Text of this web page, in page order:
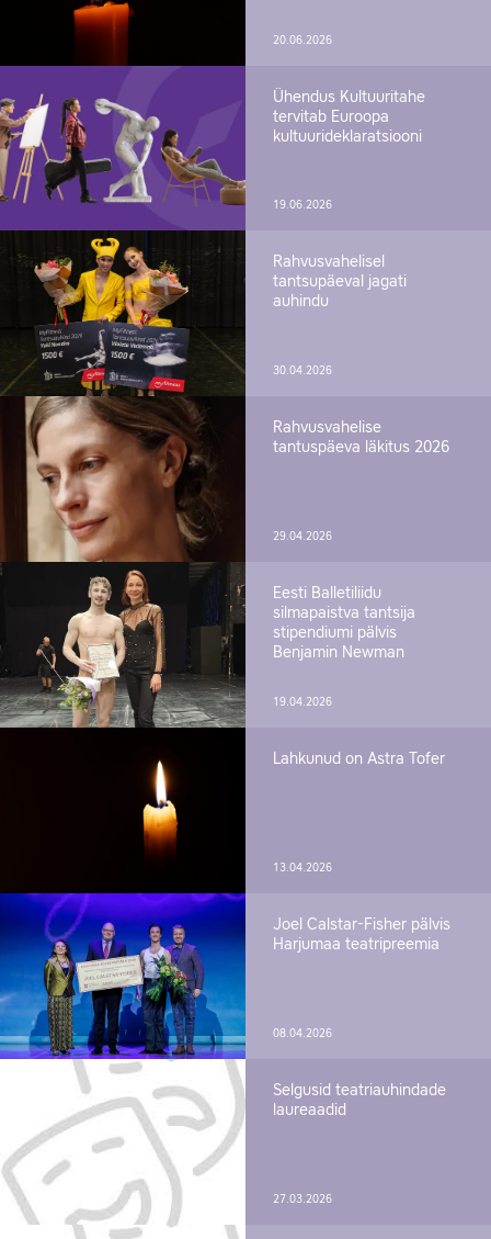
20.06.2026
Ühendus Kultuuritahe
tervitab Euroopa
kultuurideklaratsiooni
19.06.2026
Rahvusvahelisel
tantsupäeval jagati
auhindu
30.04.2026
Rahvusvahelise
tantuspäeva läkitus 2026
29.04.2026
Eesti Balletiliidu
silmapaistva tantsija
stipendiumi pälvis
Benjamin Newman
19.04.2026
Lahkunud on Astra Tofer
13.04.2026
Joel Calstar-Fisher pälvis
Harjumaa teatripreemia
08.04.2026
Selgusid teatriauhindade
laureaadid
27.03.2026